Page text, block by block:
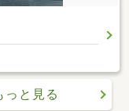
っと見る